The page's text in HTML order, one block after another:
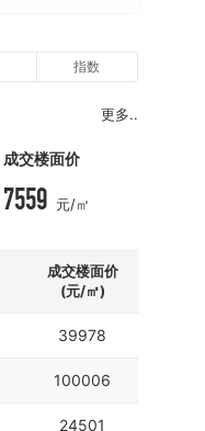
指数
更多..
成交楼面价
7559 元/㎡
成交楼面价
(元/㎡)
39978
100006
24501